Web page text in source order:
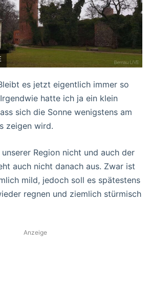
es jetzt eigentlich immer so
hatte ich ja ein klein
sich die Sonne wenigstens am
zeigen wird.
Region nicht und auch der
auch nicht danach aus. Zwar ist
mild, jedoch soll es spätestens
regnen und ziemlich stürmisch
Anzeige